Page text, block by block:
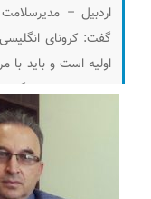
اردبیل –
اولیه است و باید با
سپری کنیم. به
گذشت یک سال از